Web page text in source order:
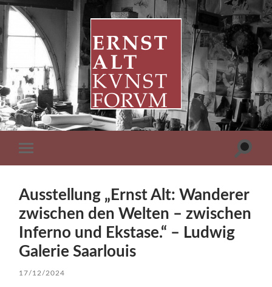
ERNST
ALT
KUNSTFORUM
Menü
Ausstellung „Ernst Alt: Wanderer
zwischen den Welten – zwischen
Inferno und Ekstase.“ – Ludwig
Galerie Saarlouis
17/12/2024